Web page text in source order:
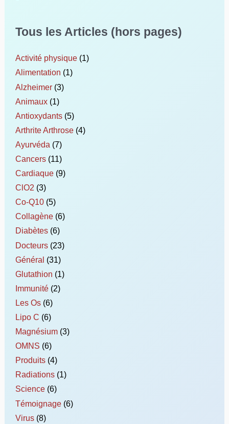
Tous les Articles (hors pages)
Activité physique (1)
Alimentation (1)
Alzheimer (3)
Animaux (1)
Antioxydants (5)
Arthrite Arthrose (4)
Ayurvéda (7)
Cancers (11)
Cardiaque (9)
ClO2 (3)
Co-Q10 (5)
Collagène (6)
Diabètes (6)
Docteurs (23)
Général (31)
Glutathion (1)
Immunité (2)
Les Os (6)
Lipo C (6)
Magnésium (3)
OMNS (6)
Produits (4)
Radiations (1)
Science (6)
Témoignage (6)
Virus (8)